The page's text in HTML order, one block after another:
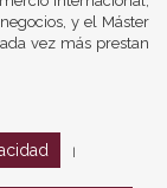
y el Máster
vez más prestan